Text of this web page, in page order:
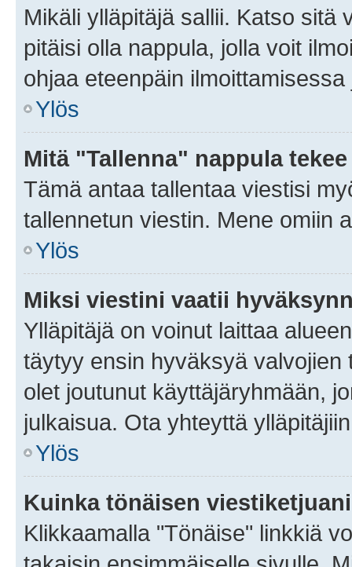
Mikäli ylläpitäjä sallii. Katso sitä
pitäisi olla nappula, jolla voit
ohjaa eteenpäin
Ylös
Mitä "Tallenna" nappula
Tämä antaa tallentaa viestisi
tallennetun viestin. Mene omiin
Ylös
Miksi viestini vaatii
Ylläpitäjä on voinut laittaa
täytyy ensin hyväksyä
olet joutunut käyttäjäryhmään,
julkaisua. Ota yhteyttä
Ylös
Kuinka tönäisen
Klikkaamalla "Tönäise" linkkiä